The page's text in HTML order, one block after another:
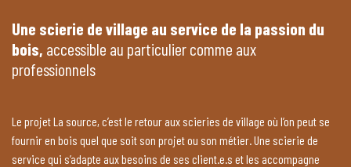
Une scierie de village au service de la passion du
bois, accessible au particulier comme aux
professionnels
Le projet La source, c’est le retour aux scieries de village où l’on peut se
fournir en bois quel que soit son projet ou son métier. Une scierie de
service qui s’adapte aux besoins de ses client.e.s et les accompagne